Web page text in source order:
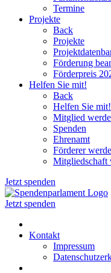
Termine
Projekte
Back
Projekte
Förderung
Förderpreis
Helfen Sie mit!
Back
Helfen Sie mit!
Mitglied
Spenden
Ehrenamt
Förderer
Mitgliedschaft
Jetzt spenden
Jetzt spenden
Kontakt
Impressum